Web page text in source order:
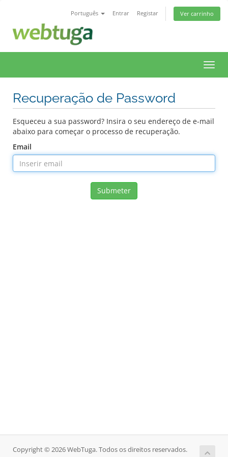
Português Entrar Registar Ver carrinho
Recuperação de Password
Esqueceu a sua password? Insira o seu endereço de e-mail
abaixo para começar o processo de recuperação.
Email
Submeter
Copyright © 2026 WebTuga. Todos os direitos reservados.